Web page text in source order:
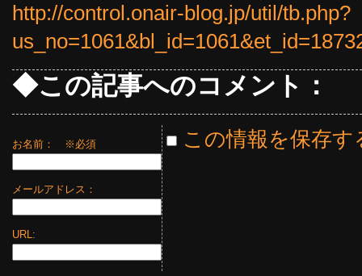
http://control.onair-blog.jp/util/tb.php?
◆この記事へのコメント：
お名前： ※必須
メールアドレス：
URL:
この情報を保存す